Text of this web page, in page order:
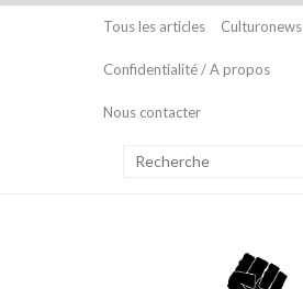
Tous les articles Culturonews
Confidentialité / A propos
Nous contacter